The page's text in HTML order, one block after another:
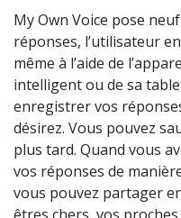
My Own Voice pose
réponses, l’utilisateur
même à l’aide de
intelligent ou de sa
enregistrer vos
désirez. Vous pouvez
plus tard. Quand vous
vos réponses de
vous pouvez partager
êtres chers, vos